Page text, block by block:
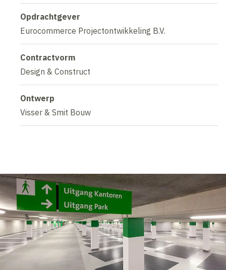
Opdrachtgever
Eurocommerce Projectontwikkeling B.V.
Contractvorm
Design & Construct
Ontwerp
Visser & Smit Bouw